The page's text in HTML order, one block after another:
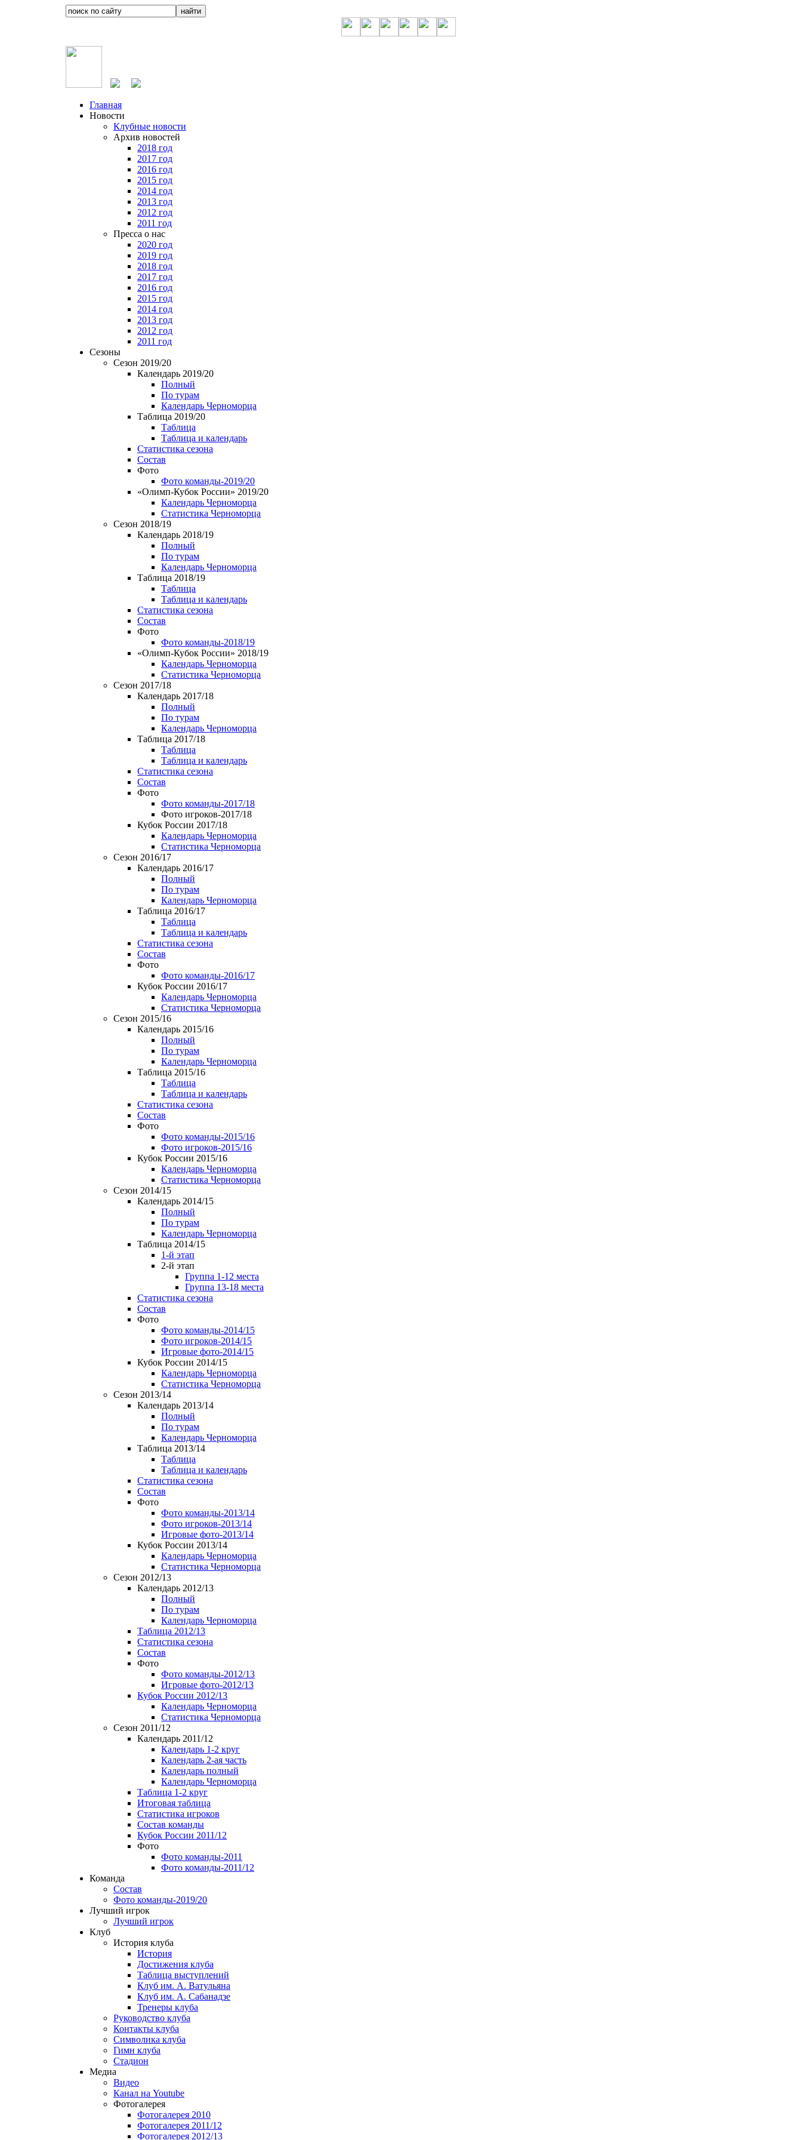
Главная
Новости
Клубные новости
Архив новостей
2018 год
2017 год
2016 год
2015 год
2014 год
2013 год
2012 год
2011 год
Пресса о нас
2020 год
2019 год
2018 год
2017 год
2016 год
2015 год
2014 год
2013 год
2012 год
2011 год
Сезоны
Сезон 2019/20
Календарь 2019/20
Полный
По турам
Календарь Черноморца
Таблица 2019/20
Таблица
Таблица и календарь
Статистика сезона
Состав
Фото
Фото команды-2019/20
«Олимп-Кубок России» 2019/20
Календарь Черноморца
Статистика Черноморца
Сезон 2018/19
Календарь 2018/19
Полный
По турам
Календарь Черноморца
Таблица 2018/19
Таблица
Таблица и календарь
Статистика сезона
Состав
Фото
Фото команды-2018/19
«Олимп-Кубок России» 2018/19
Календарь Черноморца
Статистика Черноморца
Сезон 2017/18
Календарь 2017/18
Полный
По турам
Календарь Черноморца
Таблица 2017/18
Таблица
Таблица и календарь
Статистика сезона
Состав
Фото
Фото команды-2017/18
Фото игроков-2017/18
Кубок России 2017/18
Календарь Черноморца
Статистика Черноморца
Сезон 2016/17
Календарь 2016/17
Полный
По турам
Календарь Черноморца
Таблица 2016/17
Таблица
Таблица и календарь
Статистика сезона
Состав
Фото
Фото команды-2016/17
Кубок России 2016/17
Календарь Черноморца
Статистика Черноморца
Сезон 2015/16
Календарь 2015/16
Полный
По турам
Календарь Черноморца
Таблица 2015/16
Таблица
Таблица и календарь
Статистика сезона
Состав
Фото
Фото команды-2015/16
Фото игроков-2015/16
Кубок России 2015/16
Календарь Черноморца
Статистика Черноморца
Сезон 2014/15
Календарь 2014/15
Полный
По турам
Календарь Черноморца
Таблица 2014/15
1-й этап
2-й этап
Группа 1-12 места
Группа 13-18 места
Статистика сезона
Состав
Фото
Фото команды-2014/15
Фото игроков-2014/15
Игровые фото-2014/15
Кубок России 2014/15
Календарь Черноморца
Статистика Черноморца
Сезон 2013/14
Календарь 2013/14
Полный
По турам
Календарь Черноморца
Таблица 2013/14
Таблица
Таблица и календарь
Статистика сезона
Состав
Фото
Фото команды-2013/14
Фото игроков-2013/14
Игровые фото-2013/14
Кубок России 2013/14
Календарь Черноморца
Статистика Черноморца
Сезон 2012/13
Календарь 2012/13
Полный
По турам
Календарь Черноморца
Таблица 2012/13
Статистика сезона
Состав
Фото
Фото команды-2012/13
Игровые фото-2012/13
Кубок России 2012/13
Календарь Черноморца
Статистика Черноморца
Сезон 2011/12
Календарь 2011/12
Календарь 1-2 круг
Календарь 2-ая часть
Календарь полный
Календарь Черноморца
Таблица 1-2 круг
Итоговая таблица
Статистика игроков
Состав команды
Кубок России 2011/12
Фото
Фото команды-2011
Фото команды-2011/12
Команда
Состав
Фото команды-2019/20
Лучший игрок
Лучший игрок
Клуб
История клуба
История
Достижения клуба
Таблица выступлений
Клуб им. А. Ватульяна
Клуб им. А. Сабанадзе
Тренеры клуба
Руководство клуба
Контакты клуба
Символика клуба
Гимн клуба
Стадион
Медиа
Видео
Канал на Youtube
Фотогалерея
Фотогалерея 2010
Фотогалерея 2011/12
Фотогалерея 2012/13